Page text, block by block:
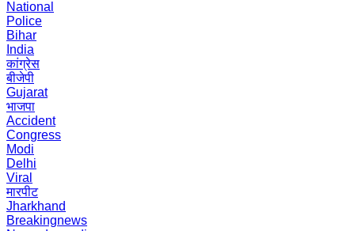
National
Police
Bihar
India
कांग्रेस
बीजेपी
Gujarat
भाजपा
Accident
Congress
Modi
Delhi
Viral
मारपीट
Jharkhand
Breakingnews